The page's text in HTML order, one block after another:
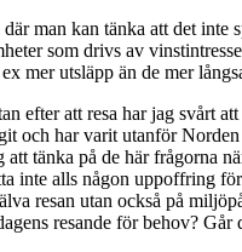
man kan tänka att det
som drivs av
mer utsläpp än de mer
efter att resa har jag svårt
och har varit utanför
att tänka på de här frågorna
inte alls någon uppoffring
resan utan också på
resande för behov? Går